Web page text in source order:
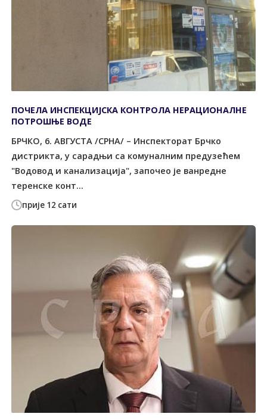
прије 12 сати
ПОЧЕЛА ИНСПЕКЦИЈСКА КОНTРОЛА НЕРАЦИОНАЛНЕ
ПОTРОШЊЕ ВОДЕ
БРЧКО, 6. АВГУСTА /СРНА/ – Инспекторат Брчко
дистрикта, у сарадњи са комуналним предузећем
"Водовод и канализација", започео је ванредне
теренске конт...